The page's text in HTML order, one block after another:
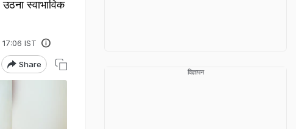
स्वाभाविक
IST
Share
विज्ञापन